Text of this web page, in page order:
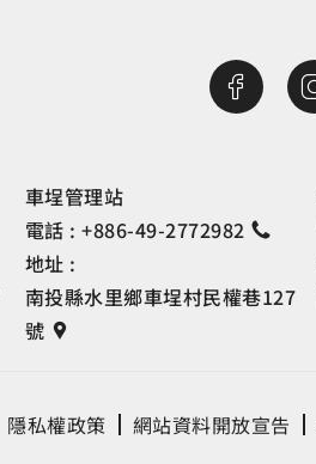
車埕管理站
電話 :+886-49-2772982
地址 :
南投縣水里鄉車埕村民權巷127
號
隱私權政策 網站資料開放宣告